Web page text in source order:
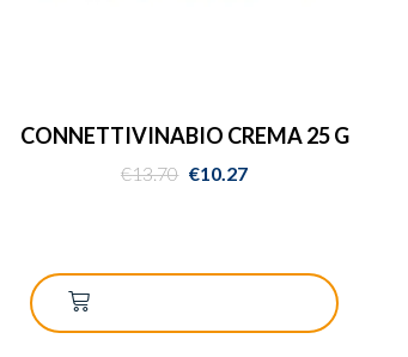
CONNETTIVINABIO CREMA 25 G
€13.70 €10.27